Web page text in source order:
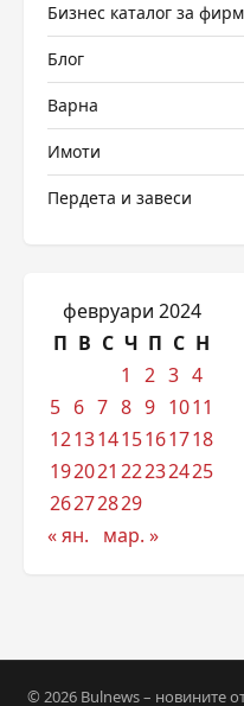
Бизнес каталог за
Блог
Варна
Имоти
Пердета и завеси
февруари 2024
П В С Ч П С Н
1
2 3 4
5 6 7 8 9 1011
12131415161718
192021 22232425
26272829
« ян.
мар. »
© 2026 Bulnews – новините